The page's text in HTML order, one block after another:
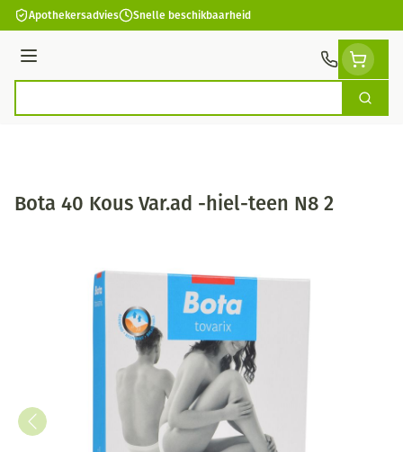
Ga naar de inhoud
Apothekersadvies Snelle beschikbaarheid
Menu
Zoek
Bota 40 Kous Var.ad -hiel-teen N8 2